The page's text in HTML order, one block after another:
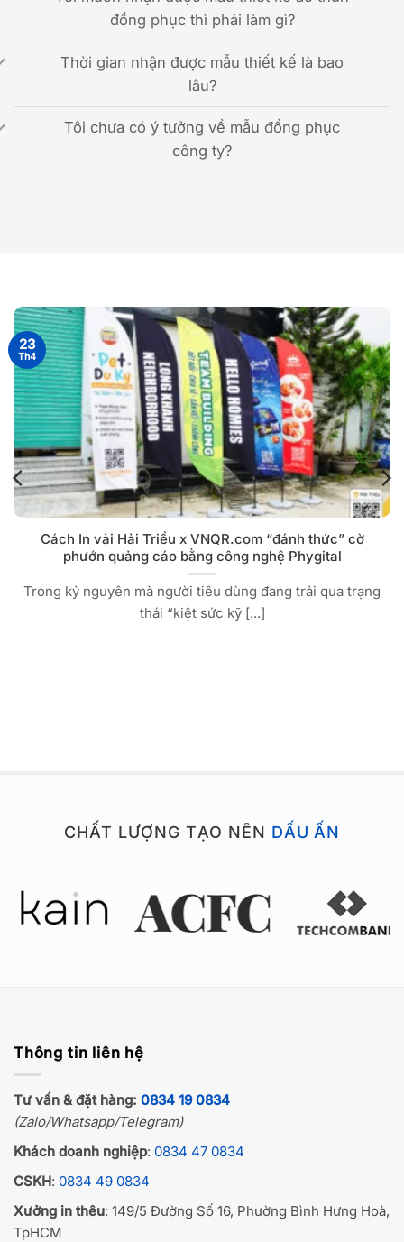
đồng phục thì phải làm gì?
Thời gian nhận được mẫu thiết kế là bao
lâu?
Tôi chưa có ý tưởng về mẫu đồng phục
công ty?
Cách In vải Hải Triều x VNQR.com “đánh thức” cờ
phướn quảng cáo bằng công nghệ Phygital
Trong kỷ nguyên mà người tiêu dùng đang trải qua trạng
thái “kiệt sức kỹ [...]
23
Th4
CHẤT LƯỢNG TẠO NÊN DẤU ẤN
Thông tin liên hệ
Tư vấn & đặt hàng: 0834 19 0834
(Zalo/Whatsapp/Telegram)
Khách doanh nghiệp: 0834 47 0834
CSKH: 0834 49 0834
Xưởng in thêu: 149/5 Đường Số 16, Phường Bình Hưng Hoà,
TpHCM